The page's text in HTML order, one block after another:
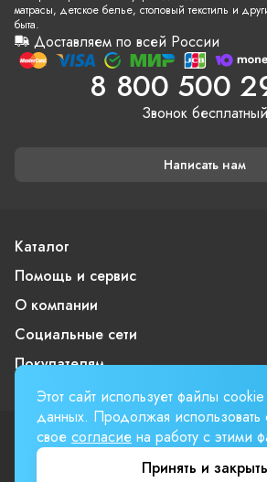
матрасы, детское белье, столовый текстиль и
быта.
Доставляем по всей России
8 800 500
Звонок бесплатный
Написать нам
Каталог
Помощь и сервис
О компании
Социальные сети
Покупателям
Пользовательское
Публичная оферта
Этот сайт использует файлы
данных. Продолжая использовать
свое согласие на работу с этими
Принять и закрыть